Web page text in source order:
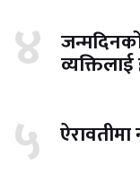
४
५ ऐरावतीमा